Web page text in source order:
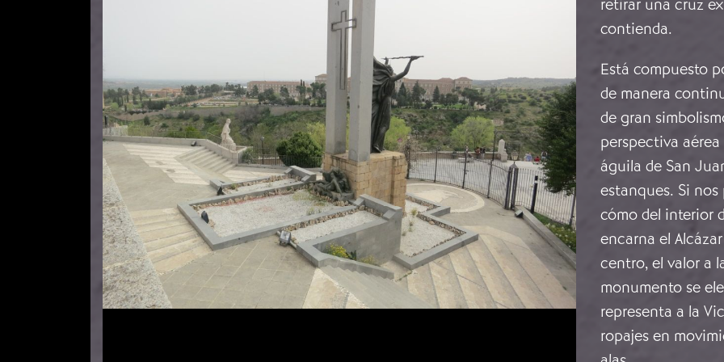
retirar una cruz
contienda.
Está compuesto
de manera
de gran
perspectiva
águila de San
estanques. Si
cómo del interior
encarna el
centro, el valor a
monumento se
representa a la
ropajes en